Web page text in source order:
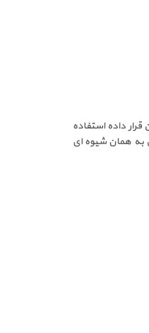
داده استفاده
به همان شیوه ای